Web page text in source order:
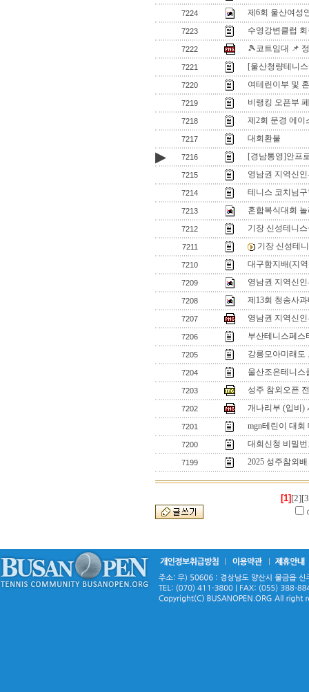
7224 제6회 울산여성
7223 수영강변클럽
7222 🎾코트임대 📌
7221 [울산청량테니
7220 여테린이부 및
7219 비랭킹 오픈부
7218 제2회 문경 에이
7217 대회환불
▶ 7216 [경남통영]안프
7215 영남권 지역신
7214 테니스 코치님
7213 혼합복식대회
7212 기장 신성테니
7211 기장 신성테
7210 대구함지배(지
7209 영남권 지역신
7208 제13회 청송사
7207 영남권 지역신
7206 부산테니스페스
7205 강릉모아미래도
7204 울산조은테니스
7203 성주 참외오픈
7202 개나리부 (입비)
7201 mgn테린이 대회
7200 대회신청 비밀
7199 2025 성주참외
[1] [2]